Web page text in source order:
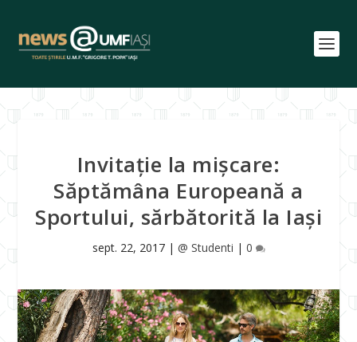
Invitație la mișcare:
Săptămâna Europeană a
Sportului, sărbătorită la Iași
sept. 22, 2017| @ Studenti | 0